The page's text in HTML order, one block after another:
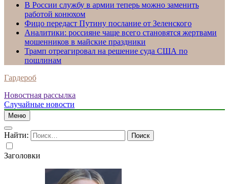
В России службу в армии теперь можно заменить
работой конюхом
Фицо передаст Путину послание от Зеленского
Аналитики: россияне чаще всего становятся жертвами
мошенников в майские праздники
Трамп отреагировал на решение суда США по
пошлинам
Гардероб
Новостная рассылка
Случайные новости
Меню
Найти:
Заголовки